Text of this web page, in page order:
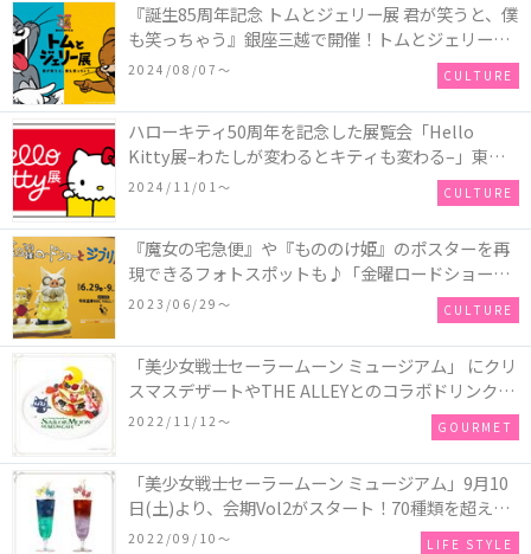
『誕生85周年記念 トムとジェリー展 君が笑うと、僕
も笑っちゃう』銀座三越で開催！トムとジェリーの
日常を楽しむことができる体験型の展覧会♪
2024/08/07〜 CULTURE
ハローキティ50周年を記念した展覧会「Hello
Kitty展–わたしが変わるとキティも変わる–」東京
国立博物館 表慶館にて開催！数量限定のトートバッ
2024/11/01〜 CULTURE
『魔女の宅急便』や『もののけ姫』のポスターを再
現できるフォトスポットも♪「金曜ロードショーと
ジブリ展」東京展が期間限定で開催☆＜レポ＞
2023/06/29〜 CULTURE
「美少女戦士セーラームーン ミュージアム」 にクリ
スマスデザートやTHE ALLEYとのコラボドリンクな
ど、豪華新作カフェメニューが登場！
2022/11/12〜 GOURMET
「美少女戦士セーラームーン ミュージアム」9月10
日(土)より、会期Vol2がスタート！70種類を超える
新グッズ＆新カフェメニューが解禁☆
2022/09/10〜 LIFE STYLE